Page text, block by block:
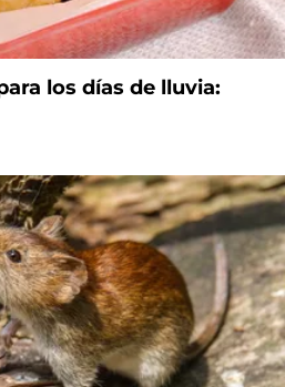
los días de lluvia: